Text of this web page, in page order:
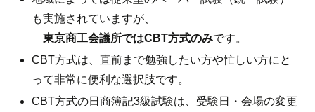
も実施されていますが、
東京商工会議所ではCBT方式のみです。
CBT方式は、直前まで勉強したい方や忙しい方にと
って非常に便利な選択肢です。
CBT方式の日商簿記3級試験は、受験日・会場の変更